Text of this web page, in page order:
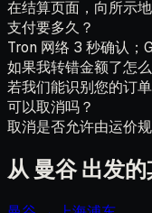
在结算页面，向所示
支付要多久？
Tron 网络 3 秒确认
如果我转错金额了怎
若我们能识别您的订
可以取消吗？
取消是否允许由运价
从 曼谷 出发